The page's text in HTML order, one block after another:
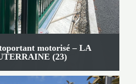
motorisé – LA
(23)